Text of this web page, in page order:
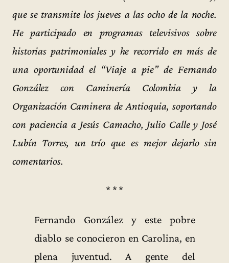
que se transmite los jueves a las ocho de la noche.
He participado en programas televisivos sobre
historias patrimoniales y he recorrido en más de
una oportunidad el “Viaje a pie” de Fernando
González con Caminería Colombia y la
Organización Caminera de Antioquia, soportando
con paciencia a Jesús Camacho, Julio Calle y José
Lubín Torres, un trío que es mejor dejarlo sin
comentarios.
* * *
Fernando González y este pobre
diablo se conocieron en Carolina, en
plena juventud. A gente del